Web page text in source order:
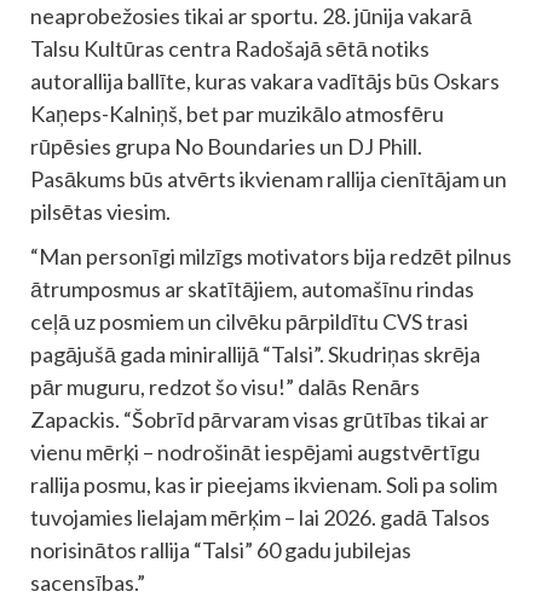
neaprobežosies tikai ar sportu. 28. jūnija vakarā
Talsu Kultūras centra Radošajā sētā notiks
autorallija ballīte, kuras vakara vadītājs būs Oskars
Kaņeps-Kalniņš, bet par muzikālo atmosfēru
rūpēsies grupa No Boundaries un DJ Phill.
Pasākums būs atvērts ikvienam rallija cienītājam un
pilsētas viesim.
“Man personīgi milzīgs motivators bija redzēt pilnus
ātrumposmus ar skatītājiem, automašīnu rindas
ceļā uz posmiem un cilvēku pārpildītu CVS trasi
pagājušā gada minirallijā “Talsi”. Skudriņas skrēja
pār muguru, redzot šo visu!” dalās Renārs
Zapackis. “Šobrīd pārvaram visas grūtības tikai ar
vienu mērķi – nodrošināt iespējami augstvērtīgu
rallija posmu, kas ir pieejams ikvienam. Soli pa solim
tuvojamies lielajam mērķim – lai 2026. gadā Talsos
norisinātos rallija “Talsi” 60 gadu jubilejas
sacensības.”